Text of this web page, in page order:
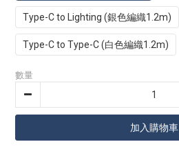
Type-C to Lighting (銀色編織1.2m)
Type-C to Type-C (白色編織1.2m)
數量
加入購物車